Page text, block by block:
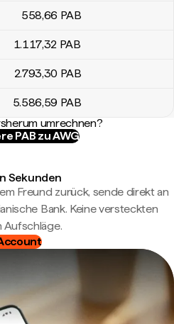
558,66 PAB
1.117,32 PAB
2.793,30 PAB
5.586,59 PAB
umrechnen?
PAB zu AWG
Sekunden
Freund zurück, sende direkt an
Bank. Keine versteckten
Aufschläge.